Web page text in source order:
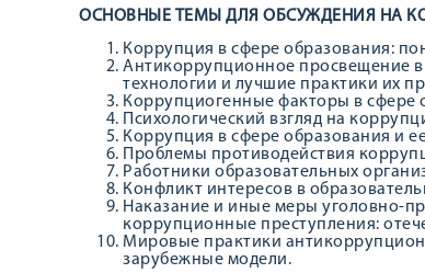
ОСНОВНЫЕ ТЕМЫ ДЛЯ ОБСУЖДЕНИЯ НА
Коррупция в сфере образования:
Антикоррупционное просвещение
технологии и лучшие практики их
Коррупциогенные факторы в сфере
Психологический взгляд на
Коррупция в сфере образования и
Проблемы противодействия
Работники образовательных
Конфликт интересов в
Наказание и иные меры уголовно-
коррупционные преступления:
Мировые практики
зарубежные модели.